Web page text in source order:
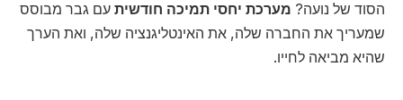
הסוד של נועה? מערכת יחסי תמיכה חודשית עם גבר מבוסס
שמעריך את החברה שלה, את האינטליגנציה שלה, ואת הערך
שהיא מביאה לחייו.